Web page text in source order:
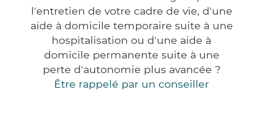
l'entretien de votre cadre de vie, d'une
aide à domicile temporaire suite à une
hospitalisation ou d'une aide à
domicile permanente suite à une
perte d'autonomie plus avancée ?
Être rappelé par un conseiller